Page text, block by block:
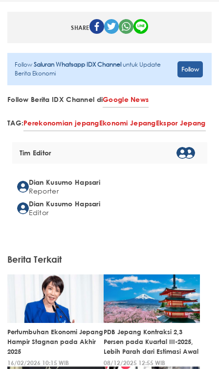
SHARE
FollowSaluran Whatsapp IDX Channeluntuk Update
Berita Ekonomi
Follow
Follow Berita IDX Channel diGoogle News
TAG:Perekonomian jepangEkonomi JepangEkspor Jepang
Tim Editor
Dian Kusumo Hapsari
Reporter
Dian Kusumo Hapsari
Editor
Berita Terkait
Pertumbuhan Ekonomi Jepang
Hampir Stagnan pada Akhir
2025
16/02/2026 10:15 WIB
PDB Jepang Kontraksi 2,3
Persen pada Kuartal III-2025,
Lebih Parah dari Estimasi Awal
08/12/2025 12:55 WIB